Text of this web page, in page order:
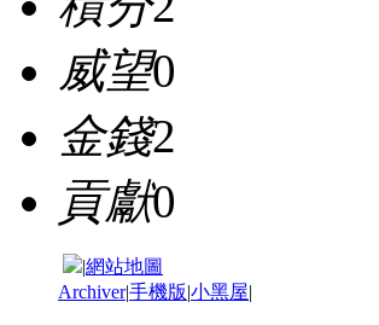
威望0
金錢2
貢獻0
|網站地圖
Archiver|手機版|小黑屋|